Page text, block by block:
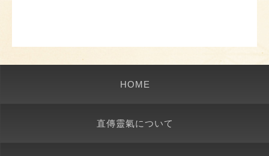
HOME
直傳靈氣について